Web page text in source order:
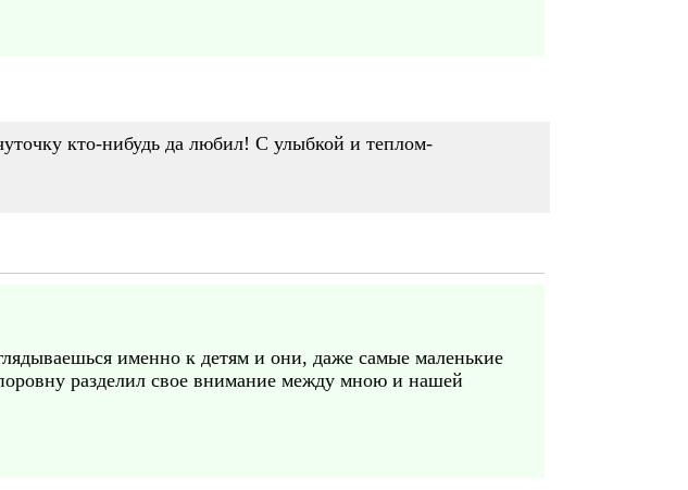
кто-нибудь да любил! С улыбкой и теплом-
именно к детям и они, даже самые маленькие
разделил свое внимание между мною и нашей